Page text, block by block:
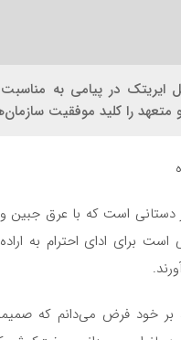
ایریتک در پیامی به
و متعهد را کلید موفقیت
دستانی است که با عرق جبین
است برای ادای احترام به
اردیبهشت، بر خود فرض می‌دانم